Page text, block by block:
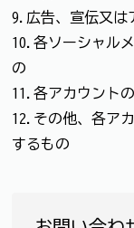
9.広告、宣伝又は
10.各ソーシャル
の
11.各アカウント
12.その他、各ア
するもの